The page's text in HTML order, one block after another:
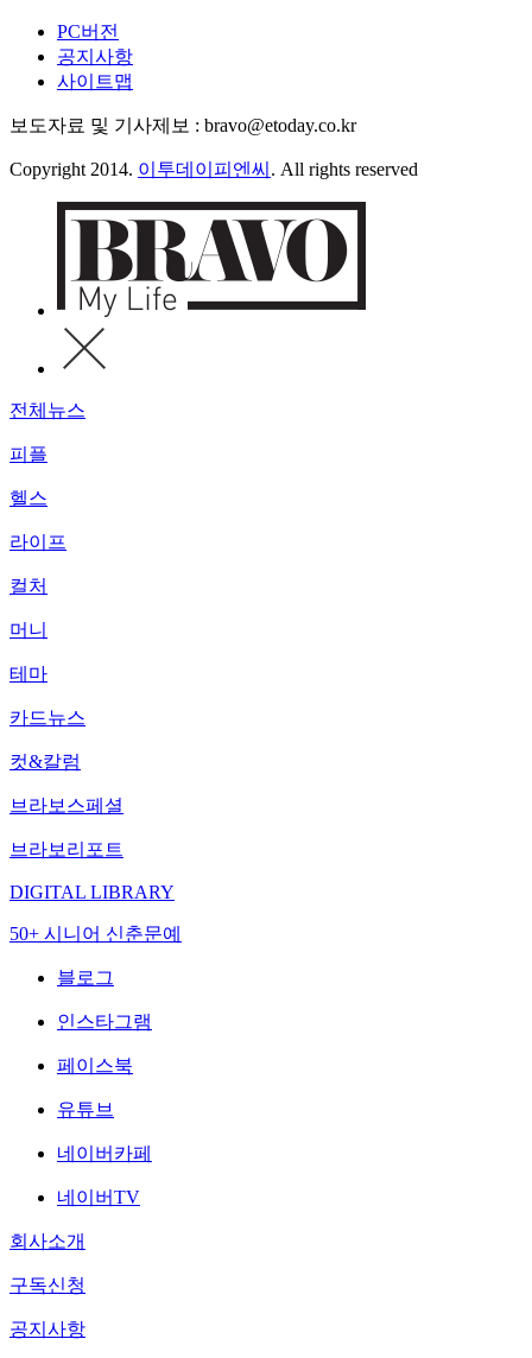
PC버전
공지사항
사이트맵
보도자료 및 기사제보 : bravo@etoday.co.kr
Copyright 2014. 이투데이피엔씨 . All rights reserved
전체뉴스
피플
헬스
라이프
컬처
머니
테마
카드뉴스
컷&칼럼
브라보스페셜
브라보리포트
DIGITAL LIBRARY
50+ 시니어 신춘문예
블로그
인스타그램
페이스북
유튜브
네이버카페
네이버TV
회사소개
구독신청
공지사항